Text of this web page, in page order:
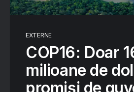
EXTERNE
COP16: Doar
milioane de
promiși de